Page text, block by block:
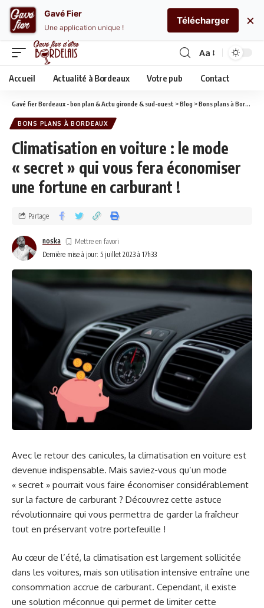
Aa
Accueil Actualité à Bordeaux Votre pub Contact
Gavé fier Bordeaux - bon plan & Actu gironde & sud-ouest >Blog >Bons plans à Bordeaux
BONS PLANS À BORDEAUX
Climatisation en voiture : le mode
« secret » qui vous fera économiser
une fortune en carburant !
Dernière mise à jour: 5 juillet 2023 à 17h33
noska
Partage
Avec le retour des canicules, la climatisation en voiture est
devenue indispensable. Mais saviez-vous qu’un mode
« secret » pourrait vous faire économiser considérablement
sur la facture de carburant ? Découvrez cette astuce
révolutionnaire qui vous permettra de garder la fraîcheur
tout en préservant votre portefeuille !
Au cœur de l’été, la climatisation est largement sollicitée
dans les voitures, mais son utilisation intensive entraîne une
consommation accrue de carburant. Cependant, il existe
une solution méconnue qui permet de limiter cette
Gavé Fier
Une application unique !
Télécharger ×